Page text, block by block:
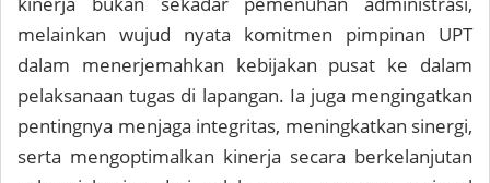
melainkan wujud nyata komitmen pimpinan UPT
dalam menerjemahkan kebijakan pusat ke dalam
pelaksanaan tugas di lapangan. Ia juga mengingatkan
pentingnya menjaga integritas, meningkatkan sinergi,
serta mengoptimalkan kinerja secara berkelanjutan